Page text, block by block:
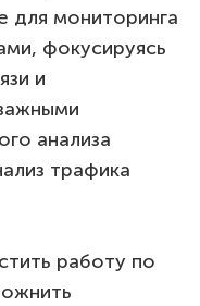
для мониторинга
фокусируясь
и
анализа
трафика
работу по